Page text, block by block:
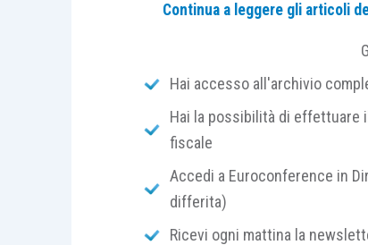
Continua a leggere gli articoli
Hai accesso all'archivio
Hai la possibilità di effettuare
fiscale
Accedi a Euroconference in
differita)
Ricevi ogni mattina la